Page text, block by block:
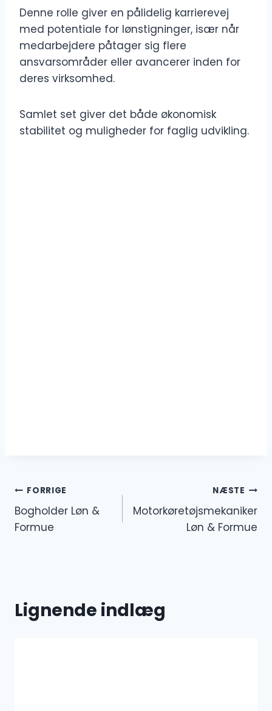
Denne rolle giver en pålidelig karrierevej
med potentiale for lønstigninger, især når
medarbejdere påtager sig flere
ansvarsområder eller avancerer inden for
deres virksomhed.
Samlet set giver det både økonomisk
stabilitet og muligheder for faglig udvikling.
Indlægsnavigation
FORRIGE
Bogholder Løn &
Formue
NÆSTE
Motorkøretøjsmekaniker
Løn & Formue
Lignende indlæg